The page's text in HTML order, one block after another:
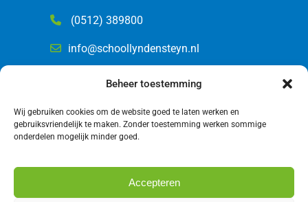
Beheer toestemming
Wij gebruiken cookies om de website goed te laten werken en
gebruiksvriendelijk te maken. Zonder toestemming werken sommige
onderdelen mogelijk minder goed.
Accepteren
(0512) 389800
info@schoollyndensteyn.nl